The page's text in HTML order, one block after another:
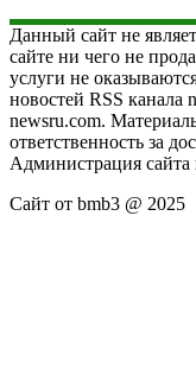
Данный сайт не
сайте ни чего не
услуги не
новостей RSS канала
newsru.com.
ответственность за
Администрация сайта
Сайт от bmb3 @ 2025